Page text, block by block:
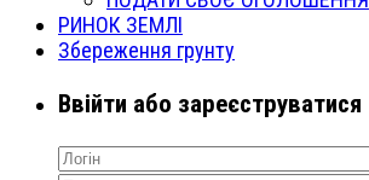
РИНОК ЗЕМЛІ
Збереження грунту
Ввійти або зареєструватися